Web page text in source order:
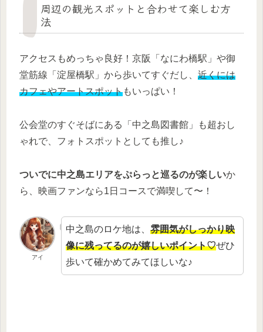
周辺の観光スポットと合わせて楽しむ方
法
アクセスもめっちゃ良好！京阪「なにわ橋駅」や御
堂筋線「淀屋橋駅」から歩いてすぐだし、 近くには
カフェやアートスポットもいっぱい！
公会堂のすぐそばにある「中之島図書館」も超おし
ゃれで、フォトスポットとしても推し♪
ついでに中之島エリアをぷらっと巡るのが楽しいか
ら、映画ファンなら1日コースで満喫して〜！
アイ
中之島のロケ地は、雰囲気がしっかり映
像に残ってるのが嬉しいポイント♡ぜひ
歩いて確かめてみてほしいな♪